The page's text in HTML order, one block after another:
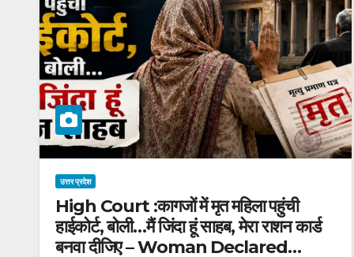
उत्तर प्रदेश
High Court :कागजों में मृत महिला पहुंची
हाईकोर्ट, बोली…मैं जिंदा हूं साहब, मेरा राशन कार्ड
बनवा दीजिए – Woman Declared